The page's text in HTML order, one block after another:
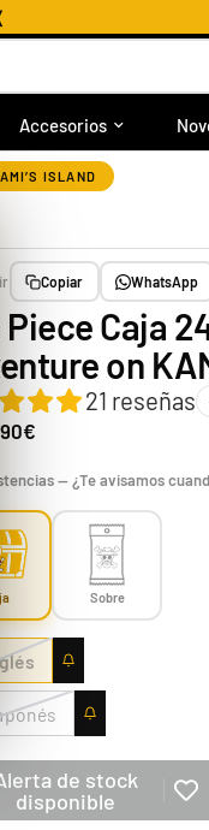
Accesorios
529,99 €
¡Últimas
ISLAND
Copiar WhatsApp
Piece Caja
on
21 reseñas
90€
— ¿Te avisamos
Sobre
de stock
disponible